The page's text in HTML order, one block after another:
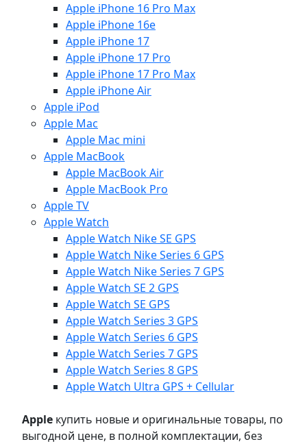
Apple iPhone 16 Pro Max
Apple iPhone 16e
Apple iPhone 17
Apple iPhone 17 Pro
Apple iPhone 17 Pro Max
Apple iPhone Air
Apple iPod
Apple Mac
Apple Mac mini
Apple MacBook
Apple MacBook Air
Apple MacBook Pro
Apple TV
Apple Watch
Apple Watch Nike SE GPS
Apple Watch Nike Series 6 GPS
Apple Watch Nike Series 7 GPS
Apple Watch SE 2 GPS
Apple Watch SE GPS
Apple Watch Series 3 GPS
Apple Watch Series 6 GPS
Apple Watch Series 7 GPS
Apple Watch Series 8 GPS
Apple Watch Ultra GPS + Cellular
Apple купить новые и оригинальные товары, по
выгодной цене, в полной комплектации, без